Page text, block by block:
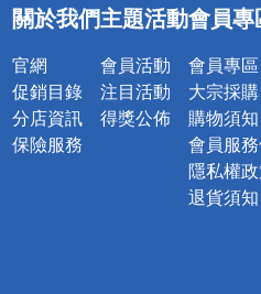
詐騙
關於我們
官網
促銷目錄
分店資訊
保險服務
主題活動
會員活動
注目活動
得獎公佈
會員專
會員專區
大宗採購
購物須知
會員服
隱私權
退貨須知